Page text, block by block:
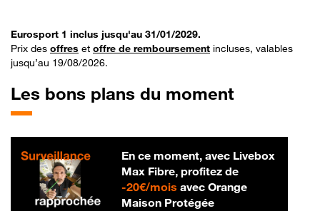
Eurosport 1 inclus jusqu'au 31/01/2029.
Prix des offres et offre de remboursement incluses, valables
jusqu’au 19/08/2026.
Les bons plans du moment
En ce moment, avec Livebox
Max Fibre, profitez de
-20€/mois20 € par mois
avec Orange
Maison Protégée